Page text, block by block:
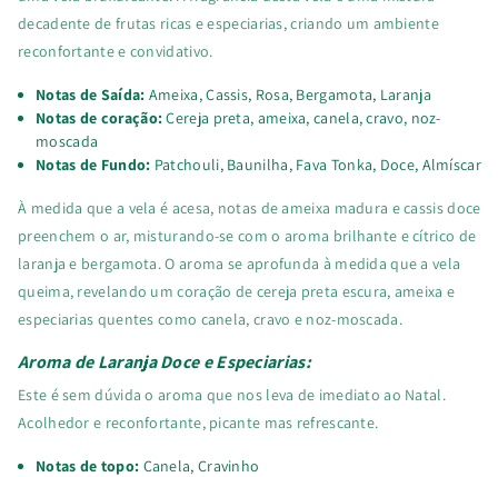
decadente de frutas ricas e especiarias, criando um ambiente
reconfortante e convidativo.
Notas de Saída: Ameixa, Cassis, Rosa, Bergamota, Laranja
Notas de coração:Cereja preta, ameixa, canela, cravo, noz-
moscada
Notas de Fundo: Patchouli, Baunilha, Fava Tonka, Doce, Almíscar
À medida que a vela é acesa, notas de ameixa madura e cassis doce
preenchem o ar, misturando-se com o aroma brilhante e cítrico de
laranja e bergamota. O aroma se aprofunda à medida que a vela
queima, revelando um coração de cereja preta escura, ameixa e
especiarias quentes como canela, cravo e noz-moscada.
Aroma de Laranja Doce e Especiarias:
Este é sem dúvida o aroma que nos leva de imediato ao Natal.
Acolhedor e reconfortante, picante mas refrescante.
Notas de topo: Canela, Cravinho